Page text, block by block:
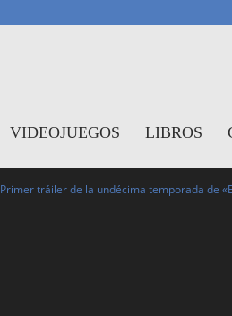
VIDEOJUEGOS LIBROS
Primer tráiler de la undécima temporada de